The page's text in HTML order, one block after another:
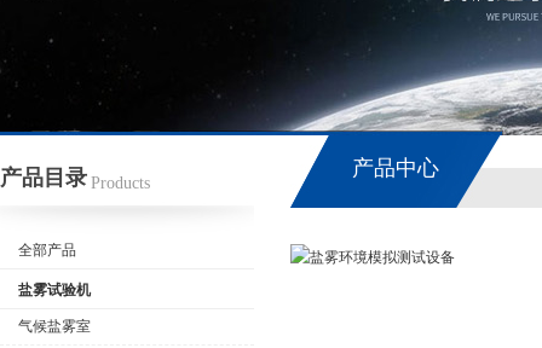
产品目录 Products
全部产品
盐雾试验机
气候盐雾室
产品中心